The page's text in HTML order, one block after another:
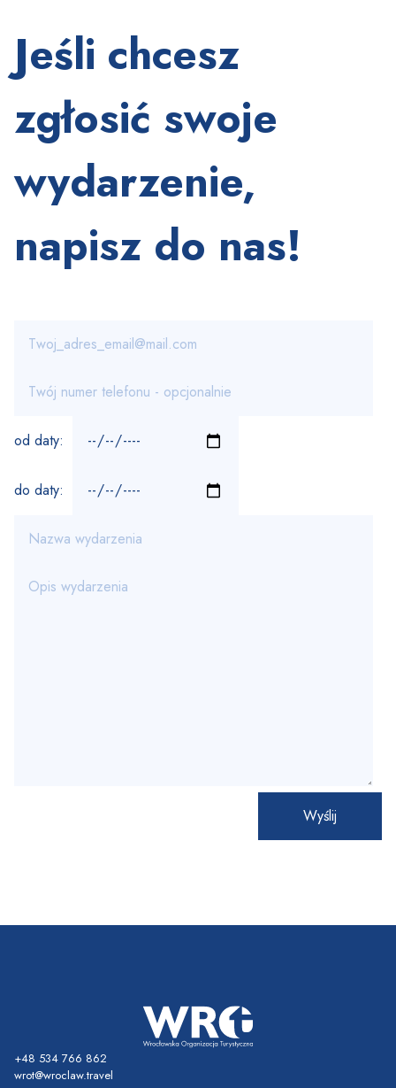
Jeśli chcesz
zgłosić swoje
wydarzenie,
napisz do nas!
od daty:
do daty:
+48 534 766 862
wrot@wroclaw.travel